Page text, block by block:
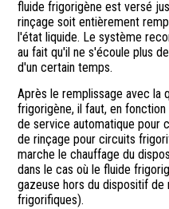
fluide frigorigène est versé
rinçage soit entièrement
l'état liquide. Le système
au fait qu'il ne s'écoule plus
d'un certain temps.
Après le remplissage avec la
frigorigène, il faut, en
de service automatique pour
de rinçage pour circuits
marche le chauffage du
dans le cas où le fluide
gazeuse hors du dispositif
frigorifiques).